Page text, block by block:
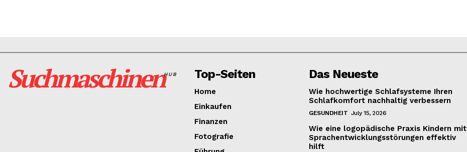
SuchmaschinenHUB Top-Seiten
Home
Einkaufen
Finanzen
Fotografie
Das Neueste
Wie hochwertige Schlafsysteme Ihren
Schlafkomfort nachhaltig verbessern
GESUNDHEIT July 15, 2026
Wie eine logopädische Praxis Kindern mit
Sprachentwicklungsstörungen effektiv
hilft